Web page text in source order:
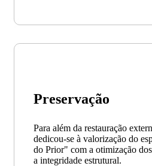
Preservação
Para além da restauração
dedicou-se à valorização do
do Prior" com a otimização
a integridade estrutural.